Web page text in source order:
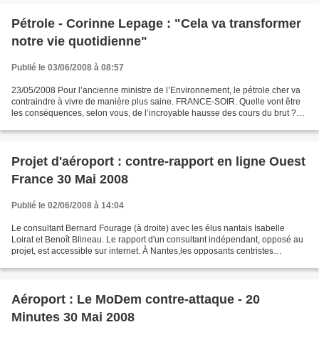
Pétrole - Corinne Lepage : "Cela va transformer
notre vie quotidienne"
Publié le 03/06/2008 à 08:57
23/05/2008 Pour l’ancienne ministre de l’Environnement, le pétrole cher va
contraindre à vivre de manière plus saine. FRANCE-SOIR. Quelle vont être
les conséquences, selon vous, de l’incroyable hausse des cours du brut ?
Projet d'aéroport : contre-rapport en ligne Ouest
France 30 Mai 2008
Publié le 02/06/2008 à 14:04
Le consultant Bernard Fourage (à droite) avec les élus nantais Isabelle
Loirat et Benoît Blineau. Le rapport d'un consultant indépendant, opposé au
projet, est accessible sur internet. À Nantes,les opposants centristes
Aéroport : Le MoDem contre-attaque - 20
Minutes 30 Mai 2008